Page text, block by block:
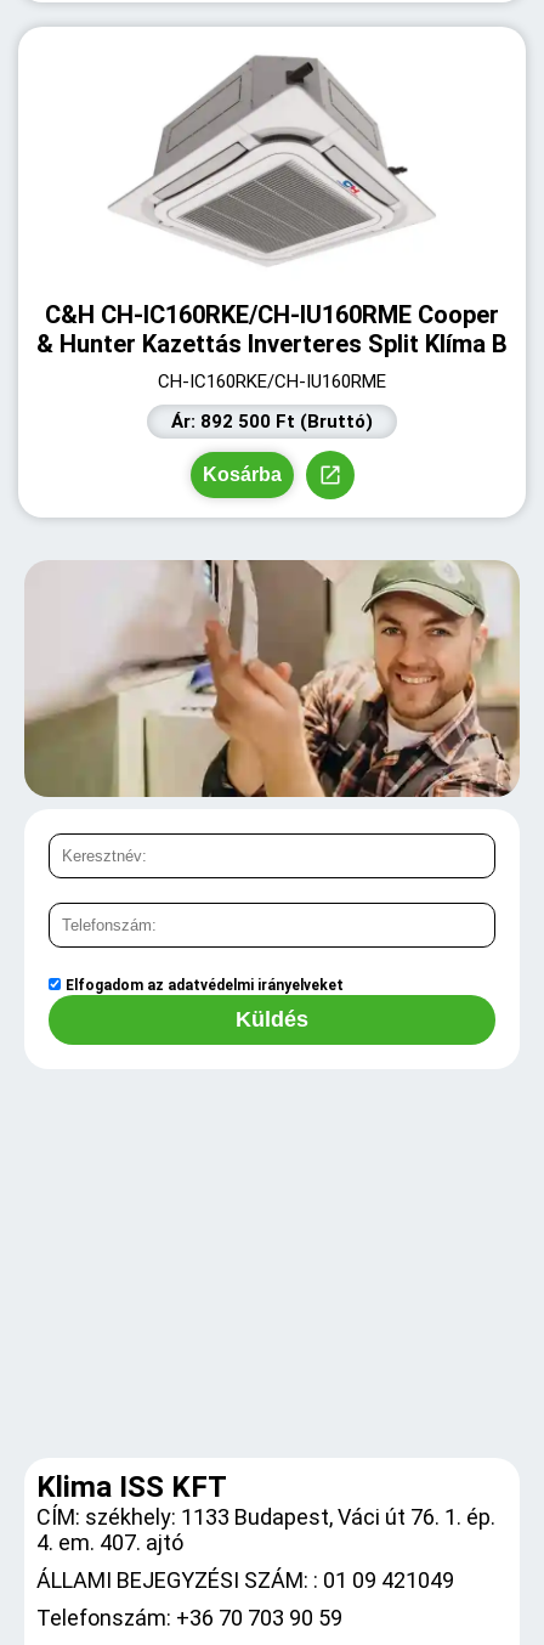
C&H CH-IC160RKE/CH-IU160RME Cooper
& Hunter Kazettás Inverteres Split Klíma B
CH-IC160RKE/CH-IU160RME
Ár: 892 500 Ft (Bruttó)
Kosárba
Elfogadom az adatvédelmi irányelveket
Küldés
Klima ISS KFT
CÍM: székhely: 1133 Budapest, Váci út 76. 1. ép.
4. em. 407. ajtó
ÁLLAMI BEJEGYZÉSI SZÁM: : 01 09 421049
Telefonszám: +36 70 703 90 59